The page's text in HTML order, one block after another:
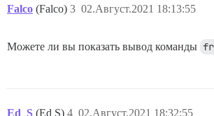
Falco (Falco) 02.Август.2021 18:13:55
3
Можете ли вы показать вывод команды
Ed_S (Ed S) 02.Август.2021 18:32:55
4